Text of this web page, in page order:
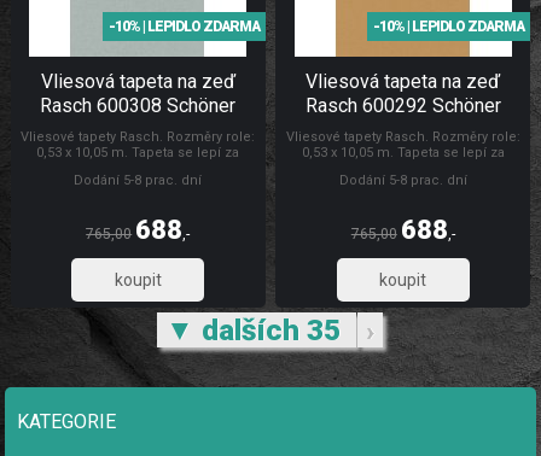
Vliesová tapeta na zeď
Rasch 600308 Schöner
Wohnen CL
Vliesové tapety Rasch. Rozměry role:
0,53 x 10,05 m. Tapeta se lepí za
zeď. Vliesové tapety na zeď se
zakrytí jemných prasklin. Tapety
-10% | LEPIDLO ZDARMA
Dodání 5-8 prac. dní
765,00 688,-
569,01
Vliesová tapeta na zeď
Rasch 600292 Schöner
Wohnen CL
Vliesové tapety Rasch. Rozměry role:
0,53 x 10,05 m. Tapeta se lepí za
zeď. Vliesové tapety na zeď se
zakrytí jemných prasklin. Tapety
-10% | LEPIDLO ZDARMA
Dodání 5-8 prac. dní
765,00 688,-
569,01
▼ dalších 35 ›
KATEGORIE